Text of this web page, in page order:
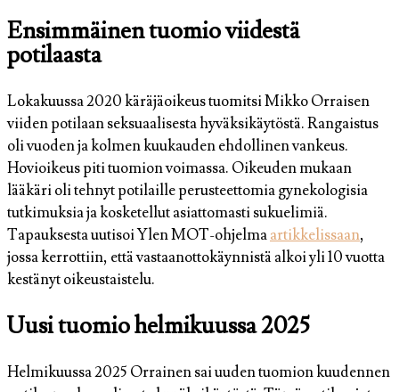
Ensimmäinen tuomio viidestä
potilaasta
Lokakuussa 2020 käräjäoikeus tuomitsi Mikko Orraisen
viiden potilaan seksuaalisesta hyväksikäytöstä. Rangaistus
oli vuoden ja kolmen kuukauden ehdollinen vankeus.
Hovioikeus piti tuomion voimassa. Oikeuden mukaan
lääkäri oli tehnyt potilaille perusteettomia gynekologisia
tutkimuksia ja kosketellut asiattomasti sukuelimiä.
Tapauksesta uutisoi Ylen MOT-ohjelmaartikkelissaan,
jossa kerrottiin, että vastaanottokäynnistä alkoi yli 10 vuotta
kestänyt oikeustaistelu.
Uusi tuomio helmikuussa 2025
Helmikuussa 2025 Orrainen sai uuden tuomion kuudennen